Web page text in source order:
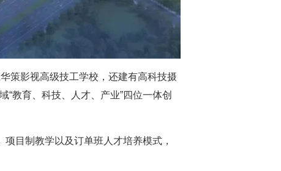
策影视高级技工学校，还建有高科技摄
教育、科技、人才、产业”四位一体创
目制教学以及订单班人才培养模式，